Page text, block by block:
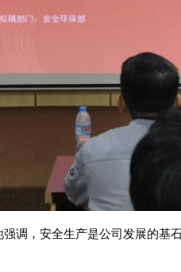
调，安全生产是公司发展的基